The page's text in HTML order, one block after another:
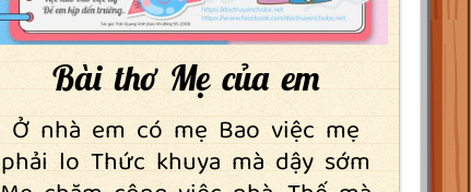
Bài thơ Mẹ của em
Ở nhà em có mẹ Bao việc mẹ
phải lo Thức khuya mà dậy sớm